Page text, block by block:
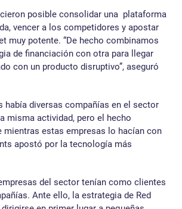
posible consolidar una plataforma
vencer a los competidores y apostar
muy potente. “De hecho combinamos
de financiación con otra para llegar
con un producto disruptivo”, aseguró
había diversas compañías en el sector
misma actividad, pero el hecho
mientras estas empresas lo hacían con
apostó por la tecnología más
del sector tenían como clientes
Ante ello, la estrategia de Red